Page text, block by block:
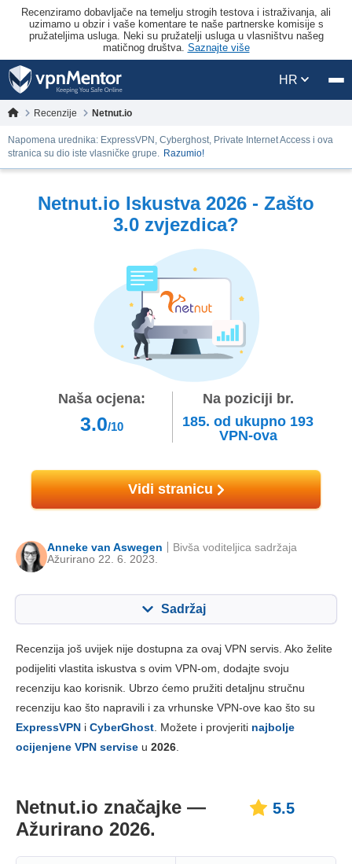
Recenziramo dobavljače na temelju strogih testova i istraživanja, ali
uzimamo u obzir i vaše komentare te naše partnerske komisije s
pružateljima usluga. Neki su pružatelji usluga u vlasništvu našeg
matičnog društva. Saznajte više
HR
Recenzije Netnut.io
Napomena urednika: ExpressVPN, Cyberghost, Private Internet Access i ova
stranica su dio iste vlasničke grupe. Razumio!
Netnut.io Iskustva 2026 - Zašto
3.0 zvjezdica?
Naša ocjena:
3.0/10
Na poziciji br.
185. od ukupno 193
VPN-ova
Vidi stranicu
Anneke van Aswegen
Ažurirano 22. 6. 2023.
Bivša voditeljica sadržaja
Sadržaj
Ključne značajke 5.5
Instalacija i aplikacije 1.3
Pouzdanost i podrška 3.3
Recenzija još uvijek nije dostupna za ovaj VPN servis. Ako želite
podijeliti vlastita iskustva s ovim VPN-om, dodajte svoju
recenziju kao korisnik. Ubrzo ćemo pružiti detaljnu stručnu
recenziju kao što napravili i za vrhunske VPN-ove kao što su
ExpressVPN i CyberGhost. Možete i provjeriti najbolje
ocijenjene VPN servise u 2026.
Netnut.io značajke —
Ažurirano 2026.
5.5